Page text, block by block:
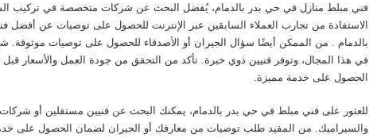
فني مبلط منازل في حي بدر بالدمام، يُفضل البحث عن شركات متخصصة في تركيب
الاستفادة من تجارب العملاء السابقين عبر الإنترنت للحصول على توصيات عن أفضل
بالدمام . من الممكن أيضًا سؤال الجيران أو الأصدقاء للحصول على توصيات موثوقة.
في هذا المجال، وتوفر فنيين ذوي خبرة. تأكد من التحقق من جودة العمل والأسعار
الحصول على خدمة مميزة.
للعثور على فني مبلط في حي بدر بالدمام، يمكنك البحث عن فنيين مستقلين أو
والسيراميك. من المفيد طلب توصيات من معارفك أو الجيران لضمان الحصول على